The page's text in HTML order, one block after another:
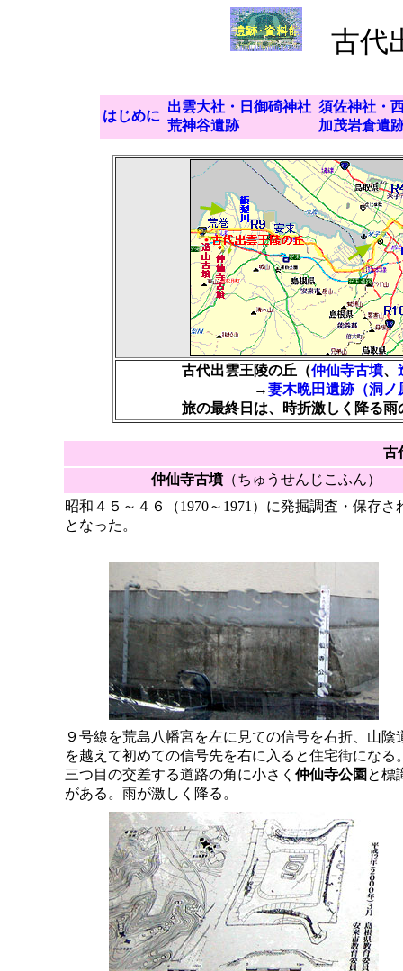
古代
はじめに
出雲大社・日御碕神社
荒神谷遺跡
須佐神社・
加茂岩倉遺
古代出雲王陵の丘（仲仙寺古墳、
→妻木晩田遺跡（洞ノ
旅の最終日は、時折激しく降る
古
仲仙寺古墳（ちゅうせんじこふん）
昭和４５～４６（1970～1971）に発掘調査・保存
となった。
９号線を荒島八幡宮を左に見ての信号を右折、山陰
を越えて初めての信号先を右に入ると住宅街になる
三つ目の交差する道路の角に小さく 仲仙寺公園 と標
がある。雨が激しく降る。